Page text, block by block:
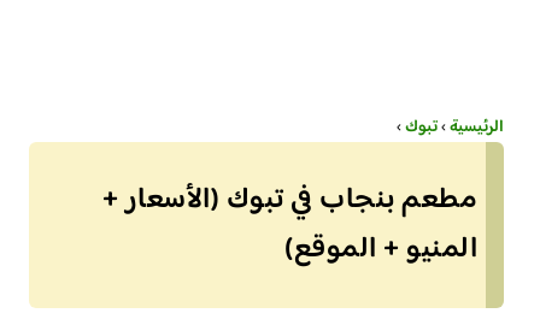
الرئيسية›تبوك›
مطعم بنجاب في تبوك (الأسعار +
المنيو + الموقع)